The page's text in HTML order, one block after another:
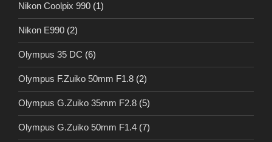
Nikon Coolpix 990 (1)
Nikon E990 (2)
Olympus 35 DC (6)
Olympus F.Zuiko 50mm F1.8 (2)
Olympus G.Zuiko 35mm F2.8 (5)
Olympus G.Zuiko 50mm F1.4 (7)